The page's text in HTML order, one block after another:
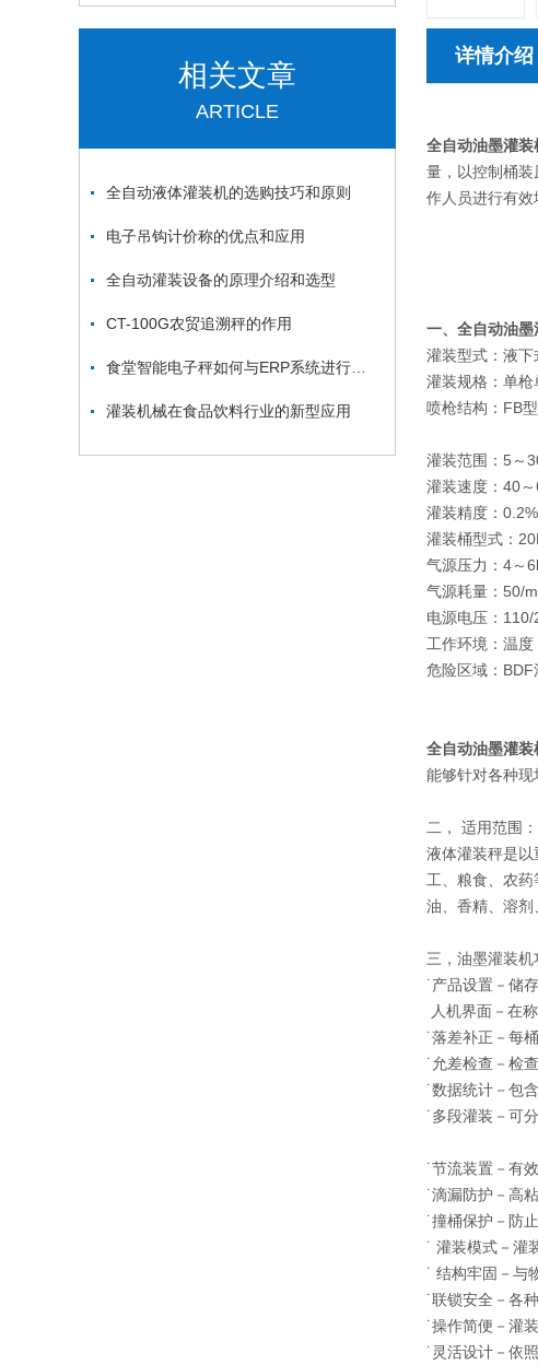
相关文章
ARTICLE
全自动液体灌装机的选购技巧和原则
电子吊钩计价称的优点和应用
全自动灌装设备的原理介绍和选型
CT-100G农贸追溯秤的作用
灌装机械在食品饮料行业的新型应用
详情介绍
全自动油墨灌装
量，以控制桶
作人员进行有效
一、 全自动油墨
灌装型式：液下
灌装规格：单
喷枪结构：FB
灌装范围：5～
灌装速度：40
灌装精度：
灌装桶型式：
气源压力：4～
气源耗量：50/
电源电压：
工作环境：温
危险区域：
全自动油墨灌装
能够针对各种现
二，
适用范围：
液体灌装秤是
工、粮食、农
油、香精、溶剂
三，油墨灌装机
˙产品设置－储
人机界面－在
˙落差补正－每
˙允差检查－检
˙数据统计－包
˙多段灌装－可
˙节流装置－有
˙滴漏防护－高
˙撞桶保护－防
˙ 灌装模式－灌
˙ 结构牢固－与
˙联锁安全－各
˙操作简便－灌
˙灵活设计－依